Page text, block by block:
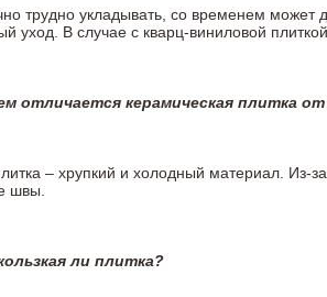
трудно укладывать, со временем
уход. В случае с кварц-виниловой
отличается керамическая плитка
– хрупкий и холодный материал. Из-
швы.
ли плитка?